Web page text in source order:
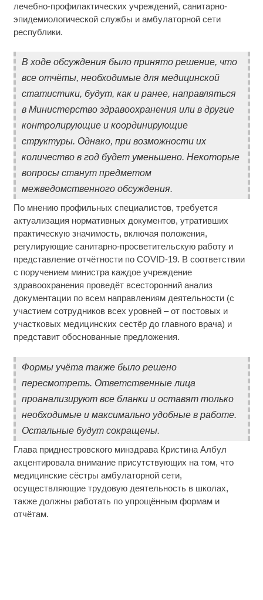
лечебно-профилактических учреждений, санитарно-
эпидемиологической службы и амбулаторной сети
республики.
В ходе обсуждения было принято решение, что
все отчёты, необходимые для медицинской
статистики, будут, как и ранее, направляться
в Министерство здравоохранения или в другие
контролирующие и координирующие
структуры. Однако, при возможности их
количество в год будет уменьшено. Некоторые
вопросы станут предметом
межведомственного обсуждения.
По мнению профильных специалистов, требуется
актуализация нормативных документов, утративших
практическую значимость, включая положения,
регулирующие санитарно-просветительскую работу и
представление отчётности по COVID-19. В соответствии
с поручением министра каждое учреждение
здравоохранения проведёт всесторонний анализ
документации по всем направлениям деятельности (с
участием сотрудников всех уровней – от постовых и
участковых медицинских сестёр до главного врача) и
представит обоснованные предложения.
Формы учёта также было решено
пересмотреть. Ответственные лица
проанализируют все бланки и оставят только
необходимые и максимально удобные в работе.
Остальные будут сокращены.
Глава приднестровского минздрава Кристина Албул
акцентировала внимание присутствующих на том, что
медицинские сёстры амбулаторной сети,
осуществляющие трудовую деятельность в школах,
также должны работать по упрощённым формам и
отчётам.
Королева вагона отожгла! Видео не оставит
равнодушным